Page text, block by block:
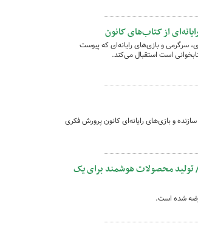
از کتاب‌های کانون
سرگرمی و بازی‌های رایانه‌ای که پیوست
است استقبال می‌کند.
و بازی‌های رایانه‌ای کانون پرورش فکری
محصولات هوشمند برای یک
عرضه شده است.